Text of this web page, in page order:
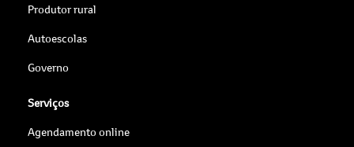
Produtor rural
Autoescolas
Governo
Serviços
Agendamento online